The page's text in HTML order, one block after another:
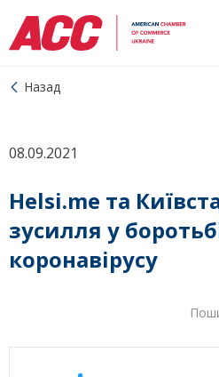
Назад
08.09.2021
Helsi.me та
зусилля у
коронавірусу